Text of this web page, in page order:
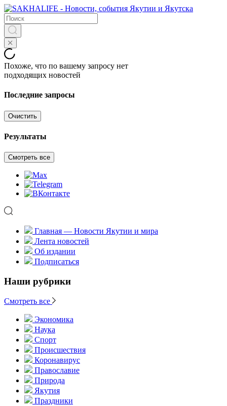
Похоже, что по вашему запросу нет
подходящих новостей
Последние запросы
Очистить
Результаты
Смотреть все
Главная — Новости Якутии и мира
Лента новостей
Об издании
Подписаться
Наши рубрики
Смотреть все
Экономика
Наука
Спорт
Происшествия
Коронавирус
Православие
Природа
Якутия
Праздники